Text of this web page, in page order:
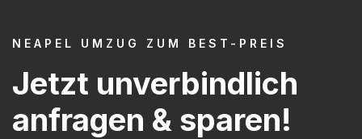
NEAPEL UMZUG ZUM BEST-PREIS
Jetzt unverbindlich
anfragen & sparen!